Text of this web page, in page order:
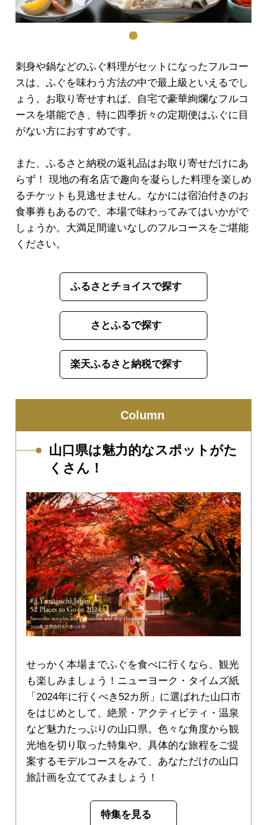
刺身や鍋などのふぐ料理がセットになったフルコー
スは、ふぐを味わう方法の中で最上級といえるでし
ょう。お取り寄せすれば、自宅で豪華絢爛なフルコ
ースを堪能でき、特に四季折々の定期便はふぐに目
がない方におすすめです。
また、ふるさと納税の返礼品はお取り寄せだけにあ
らず！ 現地の有名店で趣向を凝らした料理を楽しめ
るチケットも見逃せません。なかには宿泊付きのお
食事券もあるので、本場で味わってみてはいかがで
しょうか。大満足間違いなしのフルコースをご堪能
ください。
ふるさとチョイスで探す
さとふるで探す
楽天ふるさと納税で探す
Column
山口県は魅力的なスポットがた
くさん！
せっかく本場までふぐを食べに行くなら、観光
も楽しみましょう！ニューヨーク・タイムズ紙
「2024年に行くべき52カ所」に選ばれた山口市
をはじめとして、絶景・アクティビティ・温泉
など魅力たっぷりの山口県。色々な角度から観
光地を切り取った特集や、具体的な旅程をご提
案するモデルコースをみて、あなただけの山口
旅計画を立ててみましょう！
特集を見る